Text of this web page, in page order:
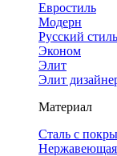
Евростиль
Модерн
Русский стиль
Эконом
Элит
Элит
Материал
Сталь с
Нержавеющая